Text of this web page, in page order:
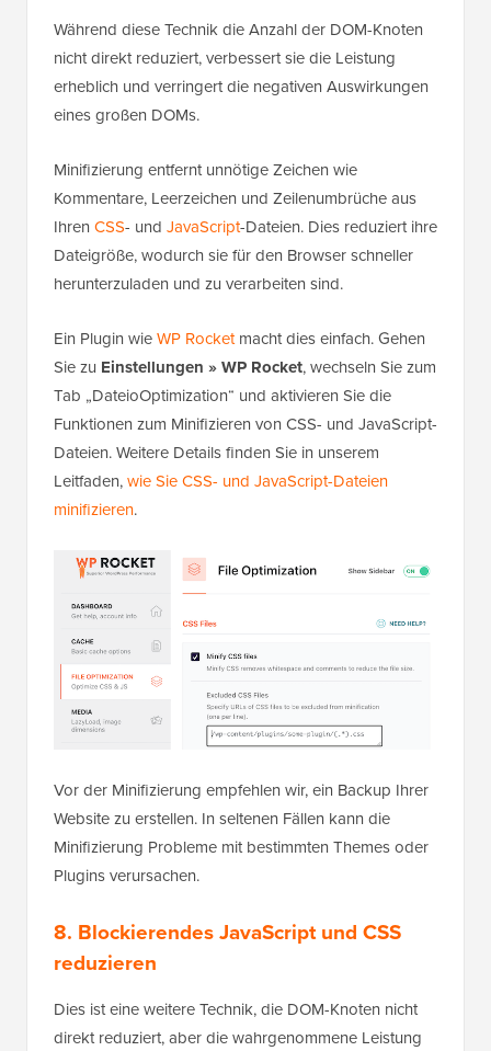
Während diese Technik die Anzahl der DOM-Knoten
nicht direkt reduziert, verbessert sie die Leistung
erheblich und verringert die negativen Auswirkungen
eines großen DOMs.
Minifizierung entfernt unnötige Zeichen wie
Kommentare, Leerzeichen und Zeilenumbrüche aus
Ihren CSS- und JavaScript-Dateien. Dies reduziert ihre
Dateigröße, wodurch sie für den Browser schneller
herunterzuladen und zu verarbeiten sind.
Ein Plugin wieWP Rocketmacht dies einfach. Gehen
Sie zu Einstellungen » WP Rocket, wechseln Sie zum
Tab „DateioOptimization“ und aktivieren Sie die
Funktionen zum Minifizieren von CSS- und JavaScript-
Dateien. Weitere Details finden Sie in unserem
Leitfaden,wie Sie CSS- und JavaScript-Dateien
minifizieren.
Vor der Minifizierung empfehlen wir, ein Backup Ihrer
Website zu erstellen. In seltenen Fällen kann die
Minifizierung Probleme mit bestimmten Themes oder
Plugins verursachen.
8. Blockierendes JavaScript und CSS
reduzieren
Dies ist eine weitere Technik, die DOM-Knoten nicht
direkt reduziert, aber die wahrgenommene Leistung